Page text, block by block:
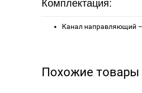
Комплектация:
Канал направляющий
Похожие товары